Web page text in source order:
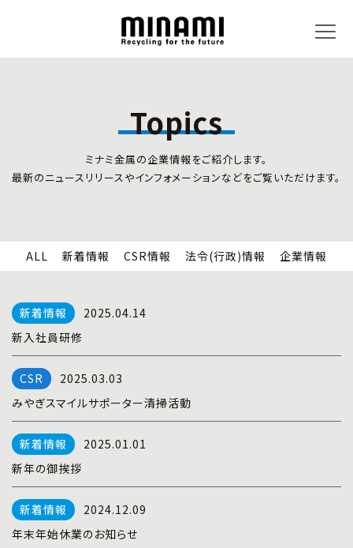
CSR情報
企業情報
全国事業所紹介
事業内容
リサイクルサービス
小型家電リサイクル法
全国の回収対応
Topics
ミナミ金属の企業情報をご紹介します。
最新のニュースリリースやインフォメーションなどをご覧いただけます。
ALL 新着情報 CSR情報 法令(行政)情報 企業情報
2025.04.14
新入社員研修
2025.03.03
みやぎスマイルサポーター清掃活動
2025.01.01
新年の御挨拶
2024.12.09
年末年始休業のお知らせ